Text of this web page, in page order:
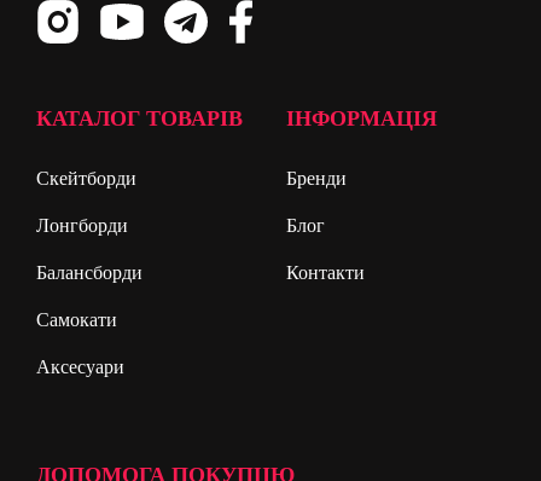
КАТАЛОГ ТОВАРІВ
Скейтборди
Лонгборди
Балансборди
Самокати
Аксесуари
ІНФОРМАЦІЯ
Бренди
Блог
Контакти
ДОПОМОГА ПОКУПЦЮ